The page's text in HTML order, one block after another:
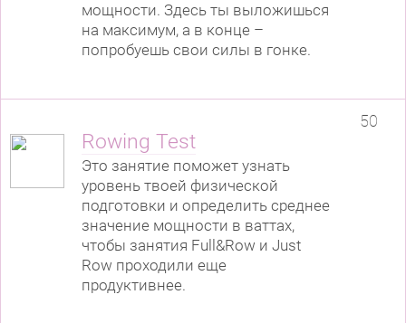
мощности. Здесь ты выложишься
на максимум, а в конце –
попробуешь свои силы в гонке.
Rowing Test
Это занятие поможет узнать
уровень твоей физической
подготовки и определить среднее
значение мощности в ваттах,
чтобы занятия Full&Row и Just
Row проходили еще
продуктивнее.
50